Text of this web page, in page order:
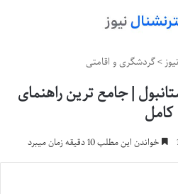
>گردشگری و اقامتی
| جامع ترین راهنمای
کامل
خواندن این مطلب 10 دقیقه زمان میبرد